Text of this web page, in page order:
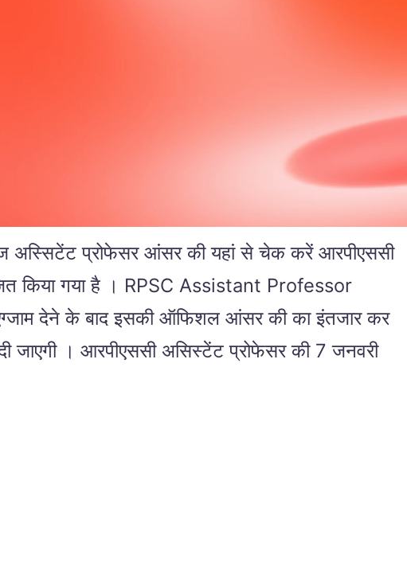
प्रोफेसर आंसर की यहां से चेक करें आरपीएससी
किया गया है । RPSC Assistant Professor
देने के बाद इसकी ऑफिशल आंसर की का इंतजार कर
। आरपीएससी असिस्टेंट प्रोफेसर की 7 जनवरी